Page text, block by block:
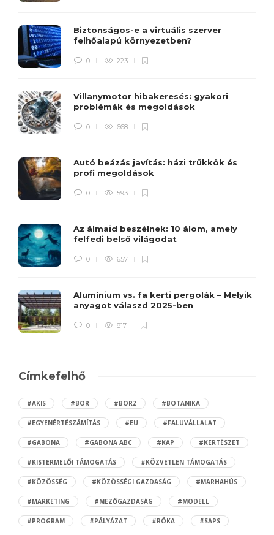
Biztonságos-e a virtuális szerver
felhőalapú környezetben?
0 223
Villanymotor hibakeresés: gyakori
problémák és megoldások
0 668
Autó beázás javítás: házi trükkök és
profi megoldások
0 593
Az álmaid beszélnek: 10 álom, amely
felfedi belső világodat
0 657
Alumínium vs. fa kerti pergolák – Melyik
anyagot válaszd 2025-ben
0 817
Címkefelhő
#AKIS #BOR #BORZ #BOTANIKA
#EGYENÉRTÉSZÁMÍTÁS #EU #FALUVÁLLALAT
#GABONA #GABONA ABC #KAP #KERTÉSZET
#KISTERMELŐI TÁMOGATÁS #KÖZVETLEN TÁMOGATÁS
#KÖZÖSSÉG #KÖZÖSSÉGI GAZDASÁG #MARHAHÚS
#MARKETING #MEZŐGAZDASÁG #MODELL
#PROGRAM #PÁLYÁZAT #RÓKA #SAPS